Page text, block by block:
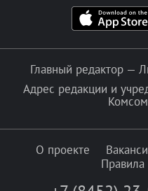
Главный редактор —
Адрес редакции и
О проекте
Правила